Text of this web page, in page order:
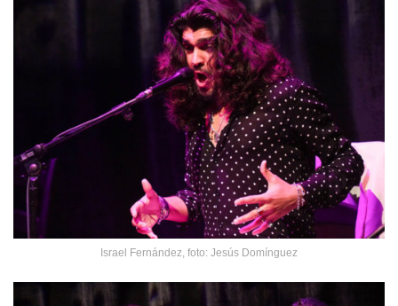
Israel Fernández, foto: Jesús Domínguez